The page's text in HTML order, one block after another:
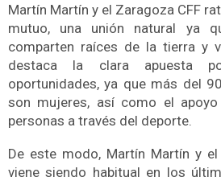
Martín Martín y el Zaragoza CFF
mutuo, una unión natural ya
comparten raíces de la tierra y
destaca la clara apuesta
oportunidades, ya que más del
son mujeres, así como el
personas a través del deporte.
De este modo, Martín Martín y el
viene siendo habitual en los